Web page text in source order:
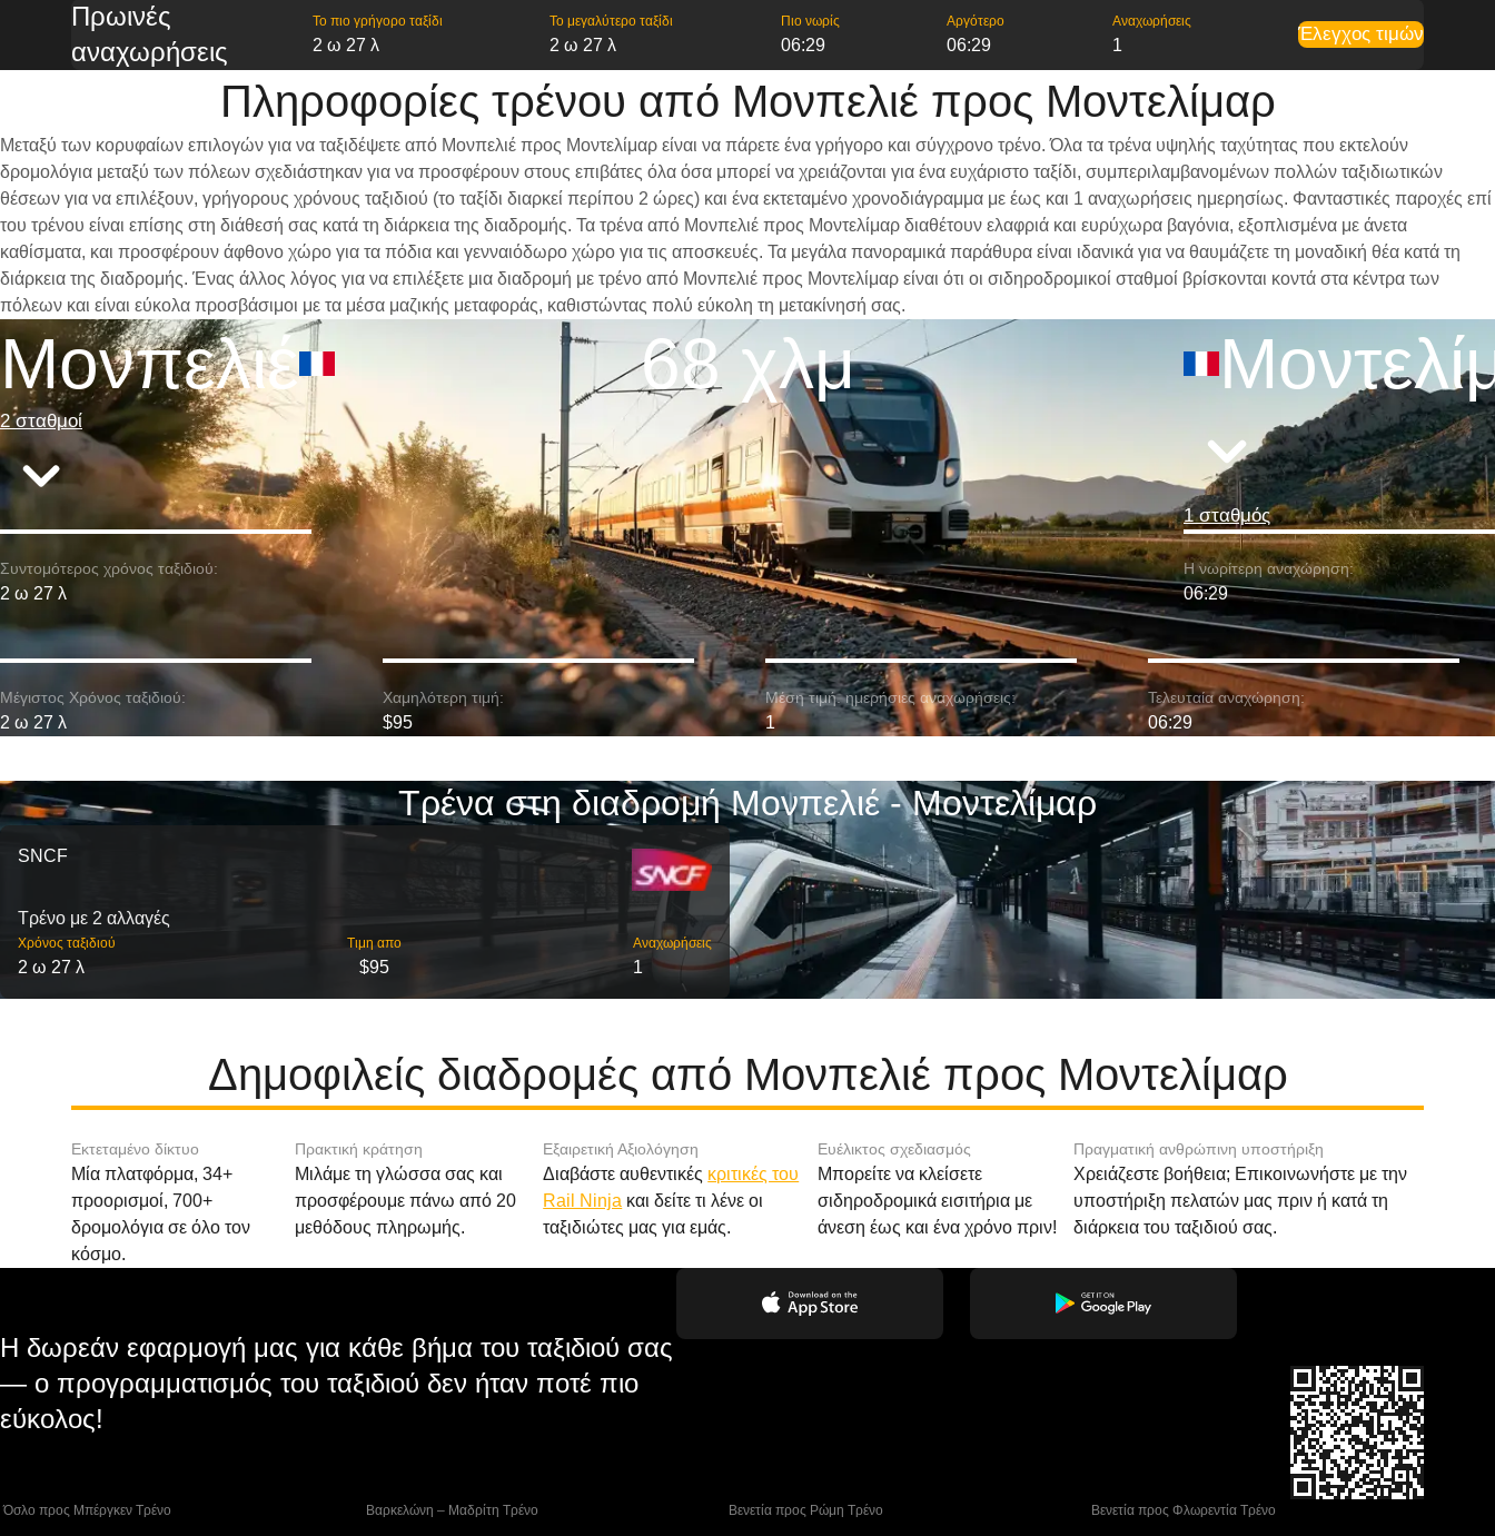
Πρωινές
αναχωρήσεις
Το πιο γρήγορο ταξίδι
2 ω 27 λ
Το μεγαλύτερο ταξίδι
2 ω 27 λ
Πιο νωρίς
06:29
Αργότερο
06:29
Αναχωρήσεις
1
Έλεγχος τιμών
Πληροφορίες τρένου από Μονπελιέ προς Μοντελίμαρ
Μεταξύ των κορυφαίων επιλογών για να ταξιδέψετε από Μονπελιέ προς Μοντελίμαρ είναι να πάρετε ένα γρήγορο και σύγχρονο τρένο. Όλα τα τρένα υψηλής ταχύτητας που εκτελούν
δρομολόγια μεταξύ των πόλεων σχεδιάστηκαν για να προσφέρουν στους επιβάτες όλα όσα μπορεί να χρειάζονται για ένα ευχάριστο ταξίδι, συμπεριλαμβανομένων πολλών ταξιδιωτικών
θέσεων για να επιλέξουν, γρήγορους χρόνους ταξιδιού (το ταξίδι διαρκεί περίπου 2 ώρες) και ένα εκτεταμένο χρονοδιάγραμμα με έως και 1 αναχωρήσεις ημερησίως. Φανταστικές παροχές επί
του τρένου είναι επίσης στη διάθεσή σας κατά τη διάρκεια της διαδρομής. Τα τρένα από Μονπελιέ προς Μοντελίμαρ διαθέτουν ελαφριά και ευρύχωρα βαγόνια, εξοπλισμένα με άνετα
καθίσματα, και προσφέρουν άφθονο χώρο για τα πόδια και γενναιόδωρο χώρο για τις αποσκευές. Τα μεγάλα πανοραμικά παράθυρα είναι ιδανικά για να θαυμάζετε τη μοναδική θέα κατά τη
διάρκεια της διαδρομής. Ένας άλλος λόγος για να επιλέξετε μια διαδρομή με τρένο από Μονπελιέ προς Μοντελίμαρ είναι ότι οι σιδηροδρομικοί σταθμοί βρίσκονται κοντά στα κέντρα των
πόλεων και είναι εύκολα προσβάσιμοι με τα μέσα μαζικής μεταφοράς, καθιστώντας πολύ εύκολη τη μετακίνησή σας.
Μονπελιέ
2 σταθμοί
68 χλμ
1 σταθμός
Συντομότερος χρόνος ταξιδιού:
2 ω 27 λ
Η νωρίτερη αναχώρηση:
06:29
Μέγιστος Χρόνος ταξιδιού:
2 ω 27 λ
Χαμηλότερη τιμή:
$95
Μέση τιμή. ημερήσιες αναχωρήσεις:
1
Τελευταία αναχώρηση:
06:29
Τρένα στη διαδρομή Μονπελιέ - Μοντελίμαρ
SNCF
Τρένο με 2 αλλαγές
Χρόνος ταξιδιού
2 ω 27 λ
Τιμη απο
$95
Αναχωρήσεις
1
Δημοφιλείς διαδρομές από Μονπελιέ προς Μοντελίμαρ
Εκτεταμένο δίκτυο
Μία πλατφόρμα, 34+
προορισμοί, 700+
δρομολόγια σε όλο τον
κόσμο.
Πρακτική κράτηση
Μιλάμε τη γλώσσα σας και
προσφέρουμε πάνω από 20
μεθόδους πληρωμής.
Εξαιρετική Αξιολόγηση
Διαβάστε αυθεντικές κριτικές του
Rail Ninja και δείτε τι λένε οι
ταξιδιώτες μας για εμάς.
Ευέλικτος σχεδιασμός
Μπορείτε να κλείσετε
σιδηροδρομικά εισιτήρια με
άνεση έως και ένα χρόνο πριν!
Πραγματική ανθρώπινη υποστήριξη
Χρειάζεστε βοήθεια; Επικοινωνήστε με την
υποστήριξη πελατών μας πριν ή κατά τη
διάρκεια του ταξιδιού σας.
Η δωρεάν εφαρμογή μας για κάθε βήμα του ταξιδιού σας
— ο προγραμματισμός του ταξιδιού δεν ήταν ποτέ πιο
εύκολος!
Όσλο προς Μπέργκεν Tρένο Βαρκελώνη – Μαδρίτη Tρένο Βενετία προς Ρώμη Τρένο Βενετία προς Φλωρεντία Τρένο